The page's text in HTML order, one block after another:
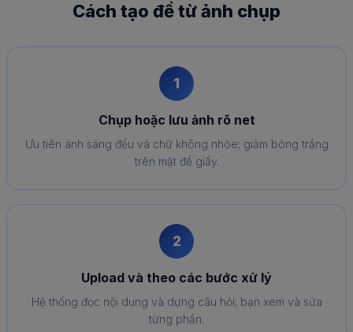
Cách tạo đề từ ảnh chụp
1
Chụp hoặc lưu ảnh rõ net
Ưu tiên ánh sáng đều và chữ không nhòe; giảm bóng trắng
trên mặt đề giấy.
2
Upload và theo các bước xử lý
Hệ thống đọc nội dung và dựng câu hỏi; bạn xem và sửa
từng phần.